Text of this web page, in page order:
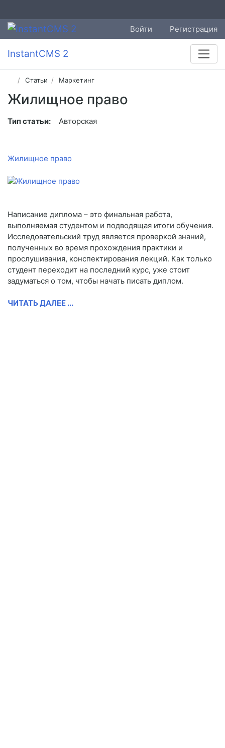
Войти Регистрация
InstantCMS 2
Статьи Маркетинг
Жилищное право
Тип статьи: Авторская
Жилищное право
Написание диплома – это финальная работа,
выполняемая студентом и подводящая итоги обучения.
Исследовательский труд является проверкой знаний,
полученных во время прохождения практики и
прослушивания, конспектирования лекций. Как только
студент переходит на последний курс, уже стоит
задуматься о том, чтобы начать писать диплом.
ЧИТАТЬ ДАЛЕЕ ...